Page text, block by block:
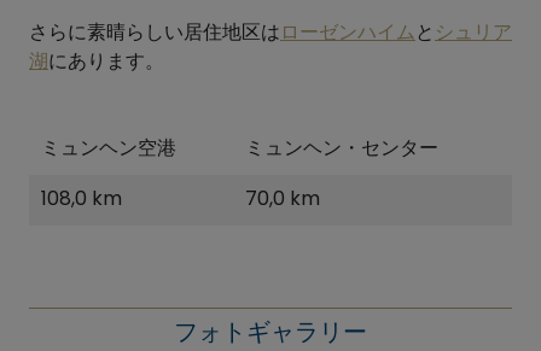
さらに素晴らしい居住地区はローゼンハイムと シュリア
湖にあります。
ミュンヘン空港
ミュンヘン・センター
108,0 km
70,0 km
フォトギャラリー